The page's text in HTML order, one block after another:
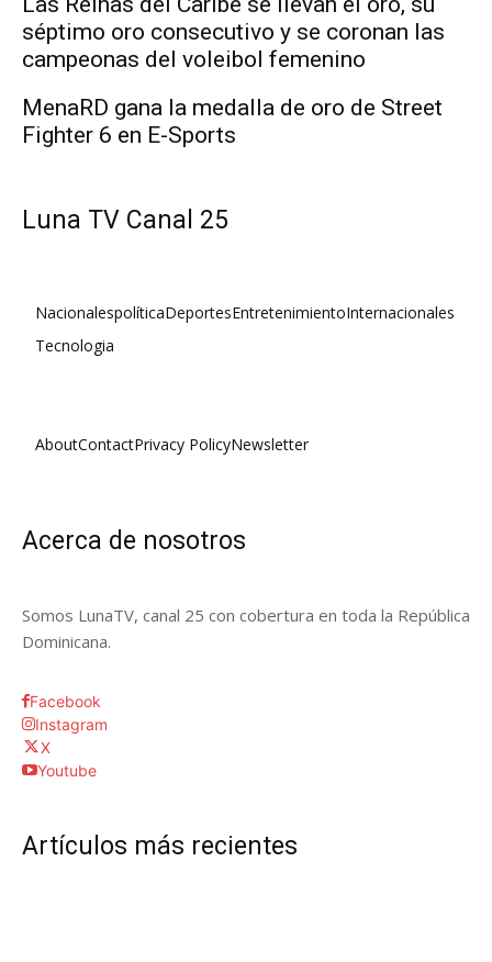
séptimo oro consecutivo y se coronan las
campeonas del voleibol femenino
MenaRD gana la medalla de oro de Street
Fighter 6 en E-Sports
Luna TV Canal 25
NacionalespolíticaDeportesEntretenimientoInternacionales
Tecnologia
AboutContactPrivacy PolicyNewsletter
Acerca de nosotros
Somos LunaTV, canal 25 con cobertura en toda la República
Dominicana.
Facebook
Instagram
X
Youtube
Artículos más recientes